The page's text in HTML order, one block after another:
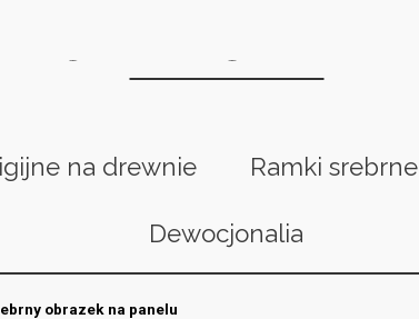
na drewnie Ramki srebrne
Dewocjonalia
obrazek na panelu